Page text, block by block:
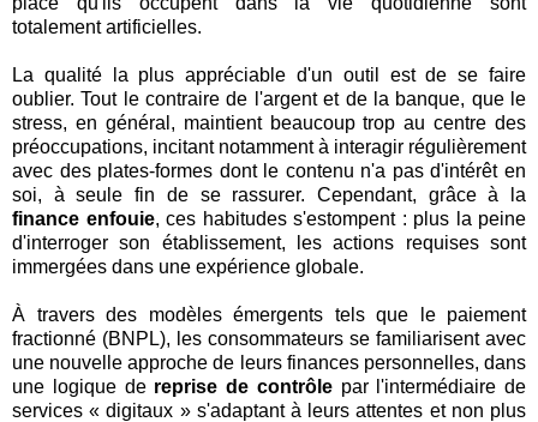
totalement artificielles.
La qualité la plus appréciable d'un outil est de se faire
oublier. Tout le contraire de l'argent et de la banque, que le
stress, en général, maintient beaucoup trop au centre des
préoccupations, incitant notamment à interagir régulièrement
avec des plates-formes dont le contenu n'a pas d'intérêt en
soi, à seule fin de se rassurer. Cependant, grâce à la
finance enfouie, ces habitudes s'estompent : plus la peine
d'interroger son établissement, les actions requises sont
immergées dans une expérience globale.
À travers des modèles émergents tels que le paiement
fractionné (BNPL), les consommateurs se familiarisent avec
une nouvelle approche de leurs finances personnelles, dans
une logique de reprise de contrôlepar l'intermédiaire de
services « digitaux » s'adaptant à leurs attentes et non plus